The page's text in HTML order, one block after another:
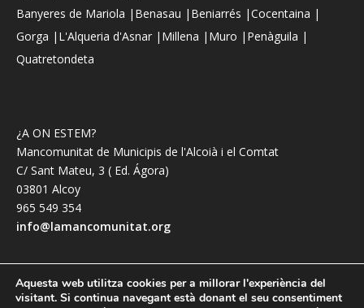
Banyeres de Mariola | Benasau | Beniarrés |Cocentaina |
Gorga | L'Alqueria d'Asnar | Millena | Muro | Penàguila |
Quatretondeta
¿A ON ESTEM?
Mancomunitat de Municipis de l'Alcoià i el Comtat
C/ Sant Mateu, 3 ( Ed. Ágora)
03801 Alcoy
965 549 354
info@lamancomunitat.org
Aquesta web utilitza cookies per a millorar l'experiència del
visitant. Si continua navegant està donant el seu consentiment